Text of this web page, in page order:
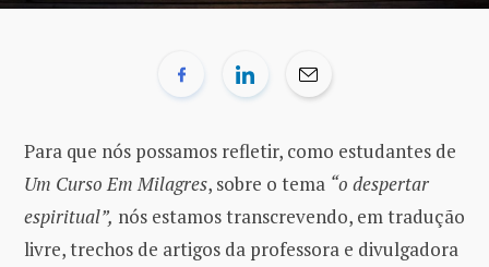
Para que nós possamos refletir, como estudantes de
Um Curso Em Milagres, sobre o tema “o despertar
espiritual”, nós estamos transcrevendo, em tradução
livre, trechos de artigos da professora e divulgadora